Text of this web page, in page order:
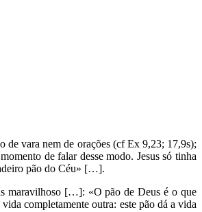
de vara nem de orações (cf Ex 9,23; 17,9s);
de falar desse modo. Jesus só tinha
pão do Céu» […].
maravilhoso […]: «O pão de Deus é o que
completamente outra: este pão dá a vida